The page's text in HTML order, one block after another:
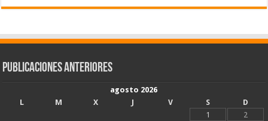
Publicaciones Anteriores
agosto 2026
L
M X J V S
D
1
2